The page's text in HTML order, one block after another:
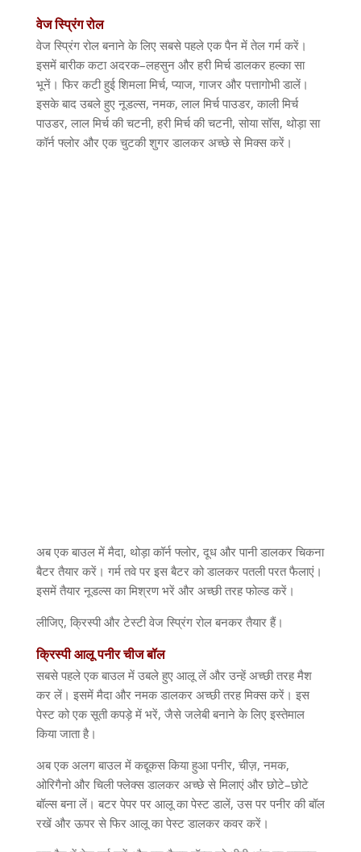
वेजस्प्रिंगरोल
वेज स्प्रिंग रोल बनाने के लिए सबसे पहले एक पैन में तेल गर्म करें।
इसमें बारीक कटा अदरक–लहसुन और हरी मिर्च डालकर हल्का सा
भूनें। फिर कटी हुई शिमला मिर्च, प्याज, गाजर और पत्तागोभी डालें।
इसके बाद उबले हुए नूडल्स, नमक, लाल मिर्च पाउडर, काली मिर्च
पाउडर, लाल मिर्च की चटनी, हरी मिर्च की चटनी, सोया सॉस, थोड़ा सा
कॉर्न फ्लोर और एक चुटकी शुगर डालकर अच्छे से मिक्स करें।
अब एक बाउल में मैदा, थोड़ा कॉर्न फ्लोर, दूध और पानी डालकर चिकना
बैटर तैयार करें। गर्म तवे पर इस बैटर को डालकर पतली परत फैलाएं।
इसमें तैयार नूडल्स का मिश्रण भरें और अच्छी तरह फोल्ड करें।
लीजिए, क्रिस्पी और टेस्टी वेज स्प्रिंग रोल बनकर तैयार हैं।
क्रिस्पीआलूपनीरचीजबॉल
सबसे पहले एक बाउल में उबले हुए आलू लें और उन्हें अच्छी तरह मैश
कर लें। इसमें मैदा और नमक डालकर अच्छी तरह मिक्स करें। इस
पेस्ट को एक सूती कपड़े में भरें, जैसे जलेबी बनाने के लिए इस्तेमाल
किया जाता है।
अब एक अलग बाउल में कद्दूकस किया हुआ पनीर, चीज़, नमक,
ओरिगैनो और चिली फ्लेक्स डालकर अच्छे से मिलाएं और छोटे–छोटे
बॉल्स बना लें। बटर पेपर पर आलू का पेस्ट डालें, उस पर पनीर की बॉल
रखें और ऊपर से फिर आलू का पेस्ट डालकर कवर करें।